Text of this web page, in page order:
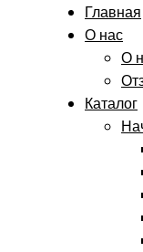
Главная
О нас
О
Каталог